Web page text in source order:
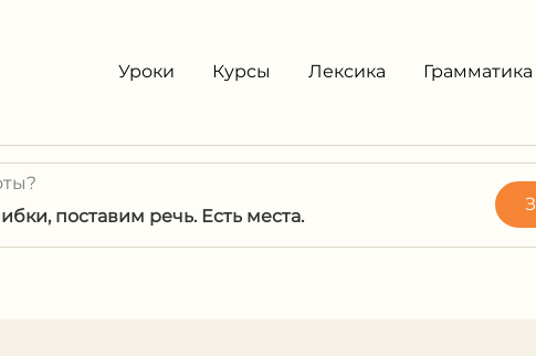
Уроки Курсы Лексика Грамматика
поставим речь. Есть места.